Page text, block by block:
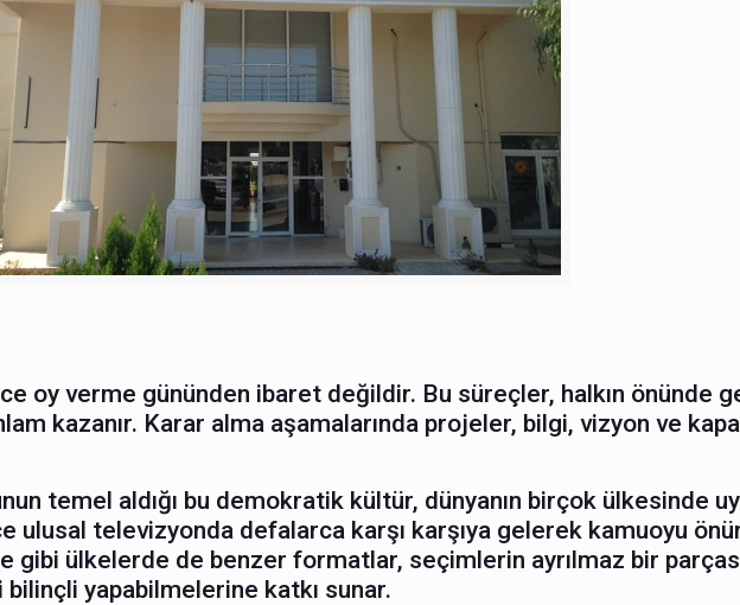
oy verme gününden ibaret değildir. Bu süreçler, halkın önünde
kazanır. Karar alma aşamalarında projeler, bilgi, vizyon ve
temel aldığı bu demokratik kültür, dünyanın birçok ülkesinde
ulusal televizyonda defalarca karşı karşıya gelerek kamuoyu
ülkelerde de benzer formatlar, seçimlerin ayrılmaz bir
yapabilmelerine katkı sunar.